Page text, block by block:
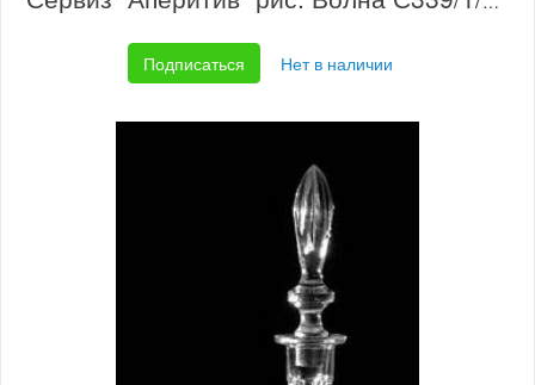
Подписаться Нет в наличии